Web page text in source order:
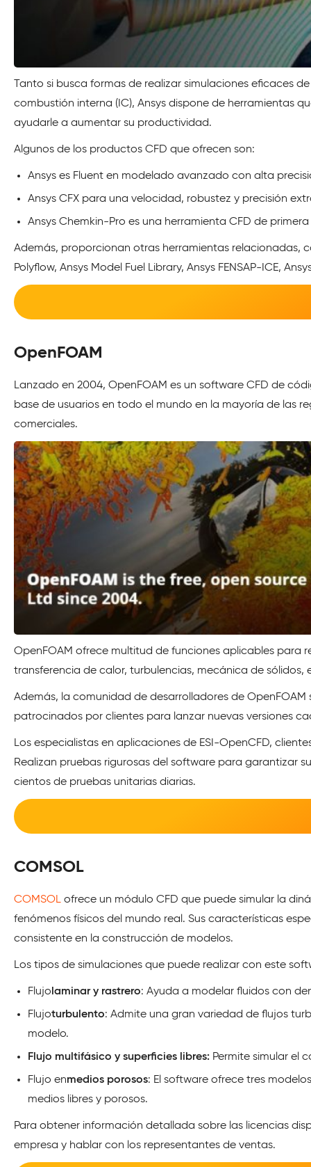
Tanto si busca formas de realizar simulaciones eficaces
combustión interna (IC), Ansys dispone de herramientas
ayudarle a aumentar su productividad.
Algunos de los productos CFD que ofrecen son:
Ansys es Fluent en modelado avanzado con alta
Ansys CFX para una velocidad, robustez y precisión
Ansys Chemkin-Pro es una herramienta CFD de
Además, proporcionan otras herramientas relacionadas,
Polyflow, Ansys Model Fuel Library, Ansys FENSAP-ICE,
OpenFOAM
Lanzado en 2004, OpenFOAM es un software CFD de
base de usuarios en todo el mundo en la mayoría de las
comerciales.
OpenFOAM ofrece multitud de funciones aplicables para
transferencia de calor, turbulencias, mecánica de
Además, la comunidad de desarrolladores de
patrocinados por clientes para lanzar nuevas versiones
Los especialistas en aplicaciones de ESI-OpenCFD,
Realizan pruebas rigurosas del software para garantizar
cientos de pruebas unitarias diarias.
COMSOL
COMSOL ofrece un módulo CFD que puede simular la
fenómenos físicos del mundo real. Sus características
consistente en la construcción de modelos.
Los tipos de simulaciones que puede realizar con este
Flujolaminar y rastrero: Ayuda a modelar fluidos con
Flujoturbulento: Admite una gran variedad de flujos
modelo.
Flujo multifásico y superficies libres: Permite simular el
Flujo enmedios porosos: El software ofrece tres
medios libres y porosos.
Para obtener información detallada sobre las licencias
empresa y hablar con los representantes de ventas.